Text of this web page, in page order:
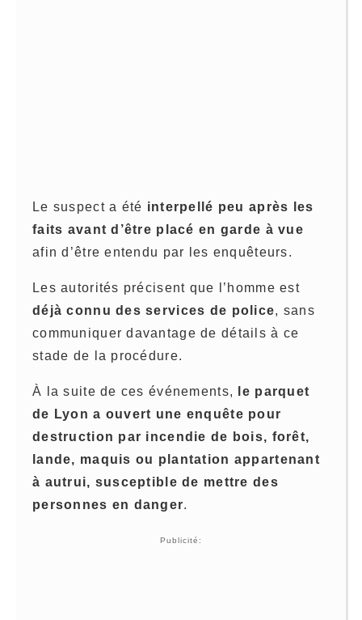
Le suspect a été interpellé peu après les
faits avant d’être placé en garde à vue
afin d’être entendu par les enquêteurs.
Les autorités précisent que l’homme est
déjà connu des services de police, sans
communiquer davantage de détails à ce
stade de la procédure.
À la suite de ces événements,
le parquet
de Lyon a ouvert une enquête pour
destruction par incendie de bois, forêt,
lande, maquis ou plantation appartenant
à autrui, susceptible de mettre des
personnes en danger.
Publicité: